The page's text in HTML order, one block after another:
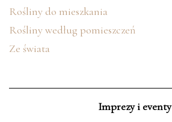
Rośliny do mieszkania
Rośliny według pomieszczeń
Ze świata
Imprezy i eventy